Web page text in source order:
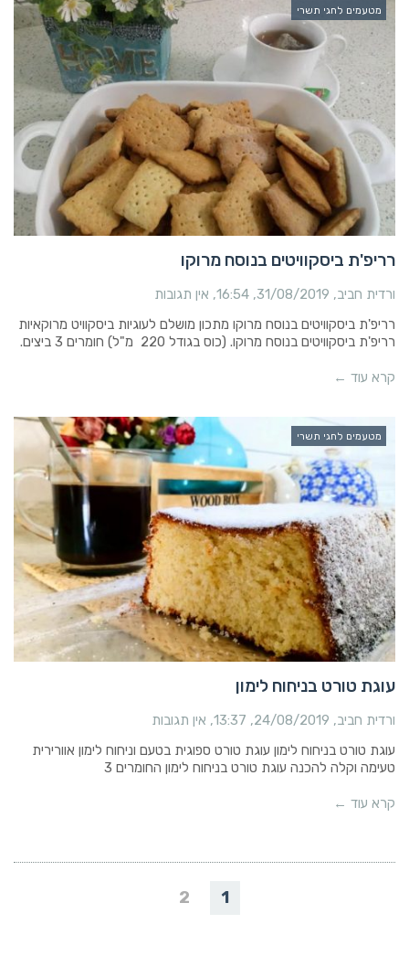
מטעמים לחגי תשרי
רריפ'ת ביסקוויטים בנוסח מרוקו
ורדית חביב 31/08/2019
16:54 אין תגובות
רריפ'ת ביסקוויטים בנוסח מרוקו מתכון מושלם לעוגיות ביסקוויט מרוקאיות
רריפ'ת ביסקוויטים בנוסח מרוקו. (כוס בגודל 220 מ"ל) חומרים 3 ביצים.
קרא עוד ←
מטעמים לחגי תשרי
עוגת טורט בניחוח לימון
ורדית חביב 24/08/2019
13:37 אין תגובות
עוגת טורט בניחוח לימון עוגת טורט ספוגית בטעם וניחוח לימון אוורירית
טעימה וקלה להכנה עוגת טורט בניחוח לימון החומרים 3
קרא עוד ←
1
2